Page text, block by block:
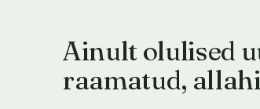
Ainult olulised
raamatud,